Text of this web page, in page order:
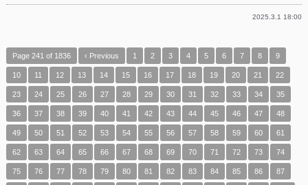
2025.3.1 18:00
Page 241 of 1836 ‹ Previous 1 2 3 4 5 6 7 8 9
10 11 12 13 14 15 16 17 18 19 20 21 22
23 24 25 26 27 28 29 30 31 32 33 34 35
36 37 38 39 40 41 42 43 44 45 46 47 48
49 50 51 52 53 54 55 56 57 58 59 60 61
62 63 64 65 66 67 68 69 70 71 72 73 74
75 76 77 78 79 80 81 82 83 84 85 86 87